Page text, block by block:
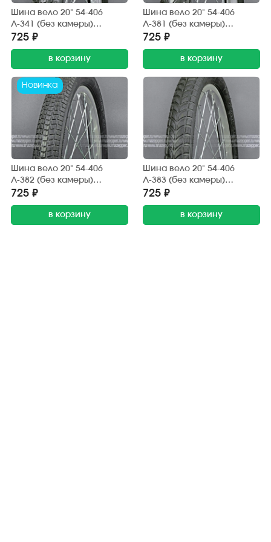
Шина вело 20" 54-406
Л-341 (без камеры)
"ПЕТРОШИНА" (20х2,125)
BMX (дорога, грунт)
725 ₽
в корзину
Шина вело 20" 54-406
Л-381 (без камеры)
"ПЕТРОШИНА" (20х2,125)
BMX (дорога, грунт)
725 ₽
в корзину
Новинка
Шина вело 20" 54-406
Л-382 (без камеры)
"ПЕТРОШИНА" (20х2,125)
BMX (дорога, грунт)
725 ₽
в корзину
Шина вело 20" 54-406
Л-383 (без камеры)
"ПЕТРОШИНА" (20х2,125)
BMX (дорога, грунт)
725 ₽
в корзину